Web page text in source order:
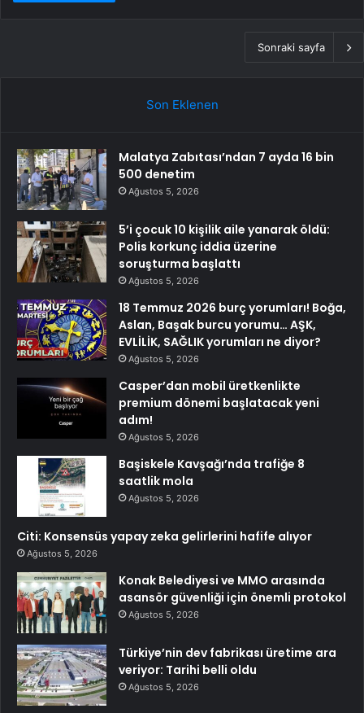
Sonraki sayfa
Son Eklenen
Malatya Zabıtası’ndan 7 ayda 16 bin
500 denetim
Ağustos 5, 2026
5’i çocuk 10 kişilik aile yanarak öldü:
Polis korkunç iddia üzerine
soruşturma başlattı
Ağustos 5, 2026
18 Temmuz 2026 burç yorumları! Boğa,
Aslan, Başak burcu yorumu… AŞK,
EVLİLİK, SAĞLIK yorumları ne diyor?
Ağustos 5, 2026
Casper’dan mobil üretkenlikte
premium dönemi başlatacak yeni
adım!
Ağustos 5, 2026
Başiskele Kavşağı’nda trafiğe 8
saatlik mola
Ağustos 5, 2026
Citi: Konsensüs yapay zeka gelirlerini hafife alıyor
Ağustos 5, 2026
Konak Belediyesi ve MMO arasında
asansör güvenliği için önemli protokol
Ağustos 5, 2026
Türkiye’nin dev fabrikası üretime ara
veriyor: Tarihi belli oldu
Ağustos 5, 2026